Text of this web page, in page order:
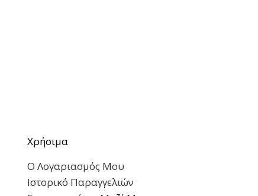
Χρήσιμα
Ο Λογαριασμός Μου
Ιστορικό Παραγγελιών